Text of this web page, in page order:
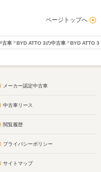
ページトップへ
古車 BYD ATTO 3の中古車 BYD ATTO 3
メーカー認定中古車
中古車リース
閲覧履歴
プライバシーポリシー
サイトマップ